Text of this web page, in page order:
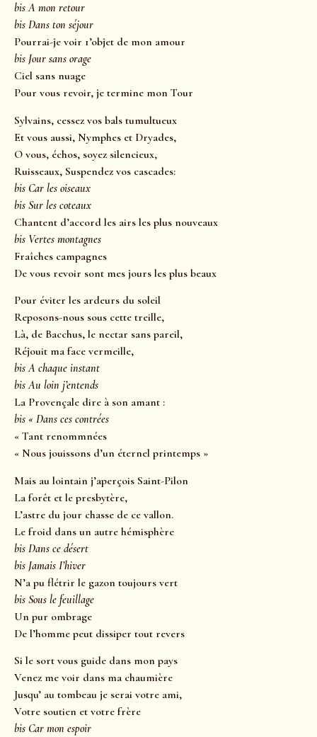
bis A mon retour
bis Dans ton séjour
Pourrai-je voir 1’objet de mon amour
bis Jour sans orage
Ciel sans nuage
Pour vous revoir, je termine mon Tour
Sylvains, cessez vos bals tumultueux
Et vous aussi, Nymphes et Dryades,
O vous, échos, soyez silencieux,
Ruisseaux, Suspendez vos cascades:
bis Car les oiseaux
bis Sur les coteaux
Chantent d’accord les airs les plus nouveaux
bis Vertes montagnes
Fraîches campagnes
De vous revoir sont mes jours les plus beaux
Pour éviter les ardeurs du soleil
Reposons-nous sous cette treille,
Là, de Bacchus, le nectar sans pareil,
Réjouit ma face vermeille,
bis A chaque instant
bis Au loin j’entends
La Provençale dire à son amant :
bis « Dans ces contrées
« Tant renommnées
« Nous jouissons d’un éternel printemps »
Mais au lointain j’aperçois Saint-Pilon
La forêt et le presbytère,
L’astre du jour chasse de ce vallon.
Le froid dans un autre hémisphère
bis Dans ce désert
bis Jamais I’hiver
N’a pu flétrir le gazon toujours vert
bis Sous le feuillage
Un pur ombrage
De l’homme peut dissiper tout revers
Si le sort vous guide dans mon pays
Venez me voir dans ma chaumière
Jusqu’ au tombeau je serai votre ami,
Votre soutien et votre frère
bis Car mon espoir